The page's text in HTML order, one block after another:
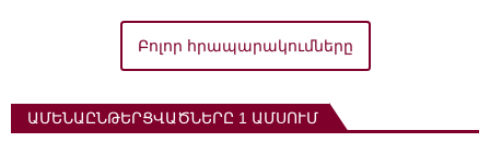
Բոլոր հրապարակումները
ԱՄԵՆԱԸՆԹԵՐՑՎԱԾՆԵՐԸ 1 ԱՄՍՈՒՄ